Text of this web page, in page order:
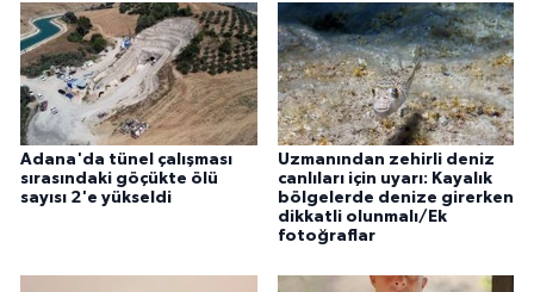
Adana'da tünel çalışması
sırasındaki göçükte ölü
sayısı 2'e yükseldi
Uzmanından zehirli deniz
canlıları için uyarı: Kayalık
bölgelerde denize girerken
dikkatli olunmalı/Ek
fotoğraflar